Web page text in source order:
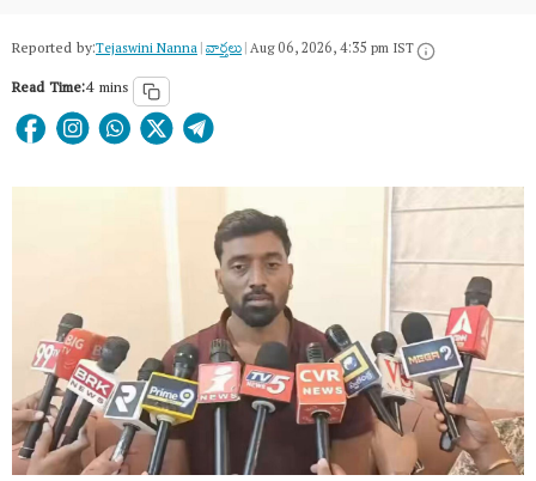
Reported by:Tejaswini Nanna|వార్త‌లు|Aug 06, 2026, 4:35 pm IST
Read Time:4 mins